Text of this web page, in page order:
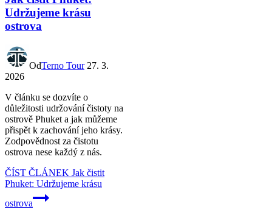
Udržujeme krásu
ostrova
OdTerno Tour 27. 3.
2026
V článku se dozvíte o
důležitosti udržování čistoty na
ostrově Phuket a jak můžeme
přispět k zachování jeho krásy.
Zodpovědnost za čistotu
ostrova nese každý z nás.
ČÍST ČLÁNEK Jak čistit
Phuket: Udržujeme krásu
ostrova